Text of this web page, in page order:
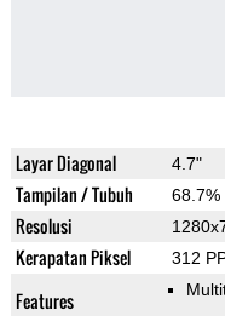
Layar Diagonal 4.7"
Tampilan / Tubuh 68.7%
Resolusi
Kerapatan Piksel 312
Features